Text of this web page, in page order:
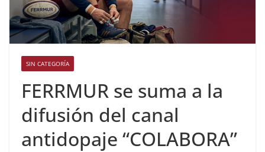
SIN CATEGORÍA
FERRMUR se suma a la
difusión del canal
antidopaje “COLABORA”